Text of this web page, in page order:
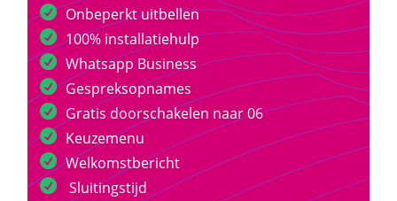
Onbeperkt uitbellen
100% installatiehulp
Whatsapp Business
Gespreksopnames
Gratis doorschakelen naar 06
Keuzemenu
Welkomstbericht
Sluitingstijd